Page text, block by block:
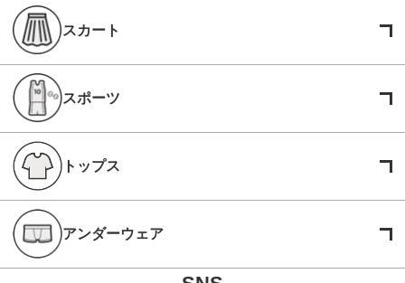
スカート
スポーツ
トップス
アンダーウェア